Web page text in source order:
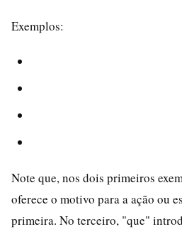
Exemplos:
Note que, nos dois primeiros
oferece o motivo para a ação ou
primeira. No terceiro, "que"